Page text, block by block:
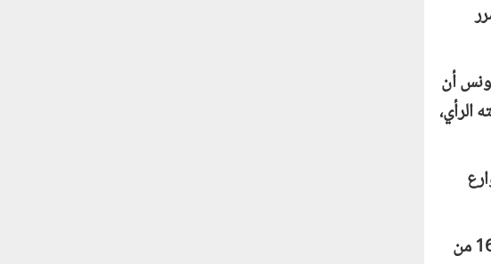
أن
الرأي،
يشار إلى أن إسعاد يونس بدأت العمل في الإذاعة، حينما عملت كمنسقة للأغاني الكلاسيكية وهي في الـ16 من